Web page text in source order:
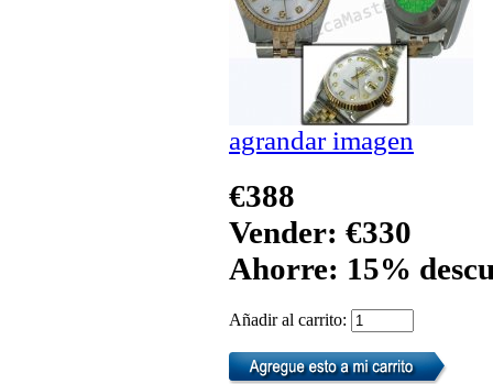
agrandar imagen
€388
Vender: €330
Ahorre: 15%
Añadir al carrito: